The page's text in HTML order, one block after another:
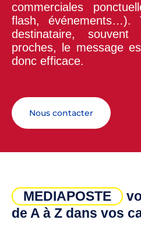
commerciales
flash,
destinataire,
proches, le message
donc efficace.
Nous contacter
MEDIAPOSTE
de A à Z dans vos